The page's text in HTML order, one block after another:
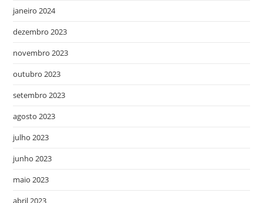
janeiro 2024
dezembro 2023
novembro 2023
outubro 2023
setembro 2023
agosto 2023
julho 2023
junho 2023
maio 2023
abril 2023